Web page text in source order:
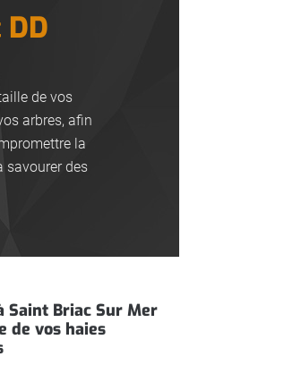
de vos
arbres, afin
la
savourer des
Saint Briac Sur Mer
de vos haies